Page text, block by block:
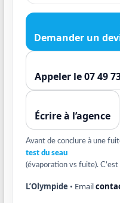
Demander un
Appeler le 07 49
Écrire à l’agence
Avant de conclure à une
test du seau
(évaporation vs fuite).
L’Olympide • Email